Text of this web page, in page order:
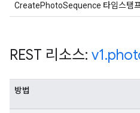
CreatePhotoSequence 타임스탬
REST 리소스: v1.
방법